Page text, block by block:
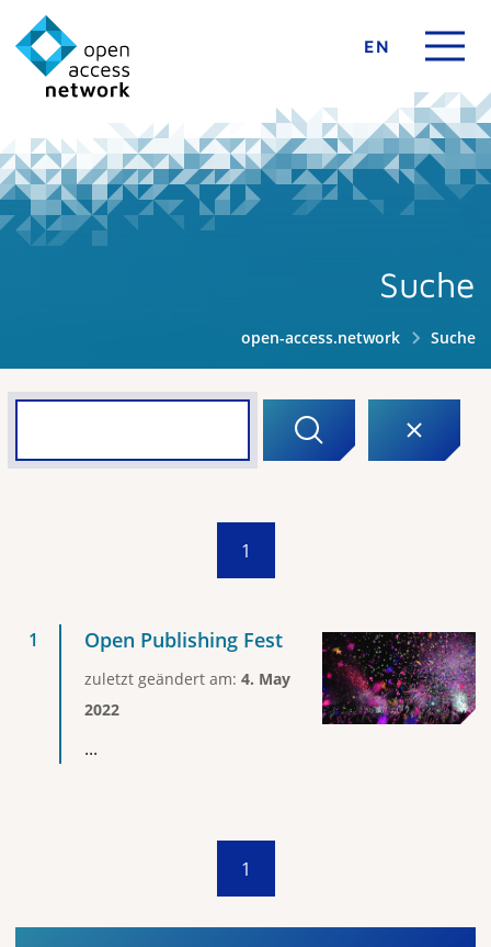
EN
Suche
open-access.network Suche
1
Open Publishing Fest
zuletzt geändert am: 4. May
2022
...
1